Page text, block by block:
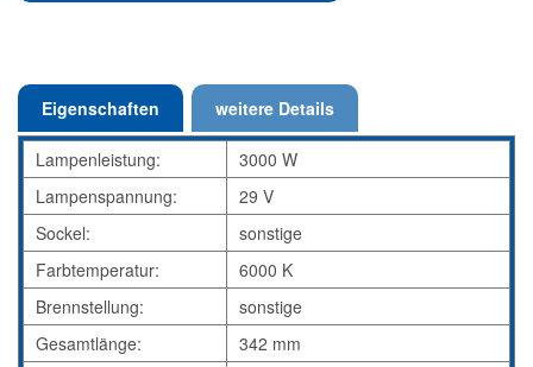
Eigenschaften weitere Details
Lampenleistung:
3000 W
Lampenspannung:
29 V
Sockel:
sonstige
Farbtemperatur:
6000 K
Brennstellung:
sonstige
Gesamtlänge:
342 mm